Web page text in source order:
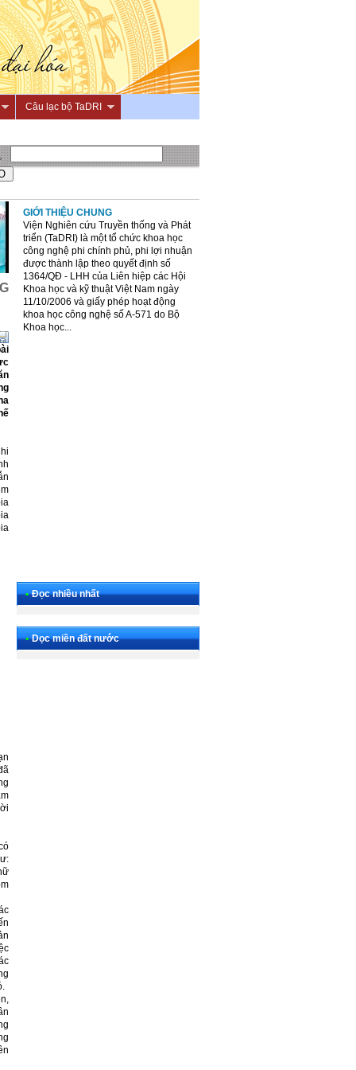
Câu lạc bộ TaDRI
GIỚI THIỆU CHUNG
Viện Nghiên cứu Truyền thống và Phát
triển (TaDRI) là một tổ chức khoa học
công nghệ phi chính phủ, phi lợi nhuận
được thành lập theo quyết định số
1364/QĐ - LHH của Liên hiệp các Hội
Khoa học và kỹ thuật Việt Nam ngày
11/10/2006 và giấy phép hoạt động
khoa học công nghệ số A-571 do Bộ
Khoa học...
• Đọc nhiều nhất
• Dọc miền đất nước